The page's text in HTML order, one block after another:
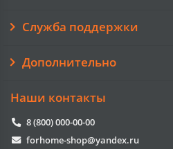
Служба поддержки
Дополнительно
Наши контакты
8 (800) 000-00-00
forhome-shop@yandex.ru